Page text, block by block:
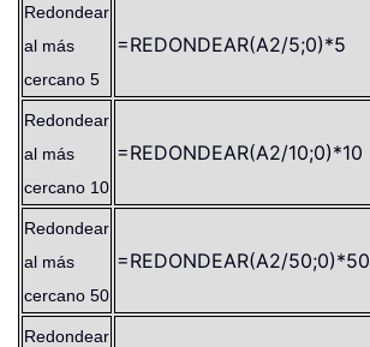
Redondear
al más
cercano 5
=REDONDEAR(A2/5;0)*5
Redondear
al más
cercano 10
=REDONDEAR(A2/10;0)*10
Redondear
al más
cercano 50
=REDONDEAR(A2/50;0)*50
Redondear